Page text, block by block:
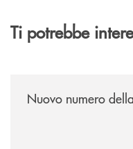
Ti potrebbe
Nuovo numero